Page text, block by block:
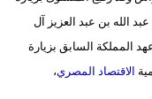
الله بن عبد العزيز آل
المملكة السابق بزيارة
الاقتصاد المصري،